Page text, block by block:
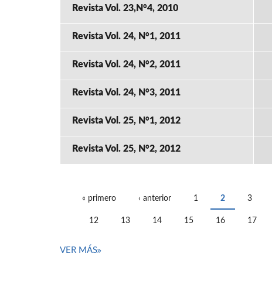
Revista Vol. 23,N°4, 2010
Revista Vol. 24, N°1, 2011
Revista Vol. 24, N°2, 2011
Revista Vol. 24, N°3, 2011
Revista Vol. 25, N°1, 2012
Revista Vol. 25, N°2, 2012
« primero ‹ anterior 1 2 3
12 13 14 15 16 17
VER MÁS